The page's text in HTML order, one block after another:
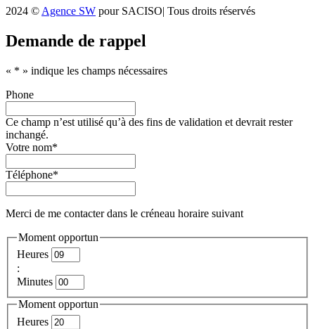
2024 © Agence SW pour SACISO| Tous droits réservés
Demande de rappel
« * » indique les champs nécessaires
Phone
Ce champ n’est utilisé qu’à des fins de validation et devrait rester
inchangé.
Votre nom*
Téléphone*
Merci de me contacter dans le créneau horaire suivant
Moment opportun
Heures
:
Minutes
Moment opportun
Heures